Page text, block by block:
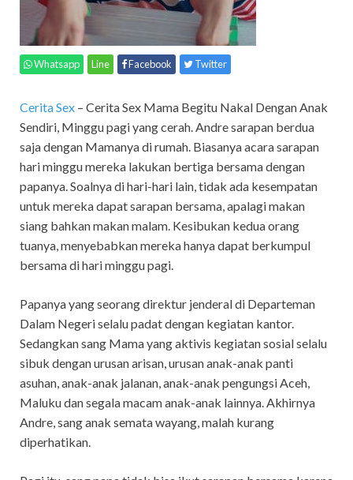
Whatsapp Line Facebook Twitter
Cerita Sex – Cerita Sex Mama Begitu Nakal Dengan Anak
Sendiri, Minggu pagi yang cerah. Andre sarapan berdua
saja dengan Mamanya di rumah. Biasanya acara sarapan
hari minggu mereka lakukan bertiga bersama dengan
papanya. Soalnya di hari-hari lain, tidak ada kesempatan
untuk mereka dapat sarapan bersama, apalagi makan
siang bahkan makan malam. Kesibukan kedua orang
tuanya, menyebabkan mereka hanya dapat berkumpul
bersama di hari minggu pagi.
Papanya yang seorang direktur jenderal di Departeman
Dalam Negeri selalu padat dengan kegiatan kantor.
Sedangkan sang Mama yang aktivis kegiatan sosial selalu
sibuk dengan urusan arisan, urusan anak-anak panti
asuhan, anak-anak jalanan, anak-anak pengungsi Aceh,
Maluku dan segala macam anak-anak lainnya. Akhirnya
Andre, sang anak semata wayang, malah kurang
diperhatikan.